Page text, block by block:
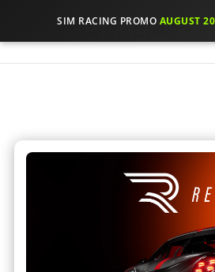
SIM RACING PROMO AUGUST